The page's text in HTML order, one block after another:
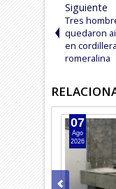
Siguiente
Tres
quedaron
en cordillera
romeralina
07
Ago
2026